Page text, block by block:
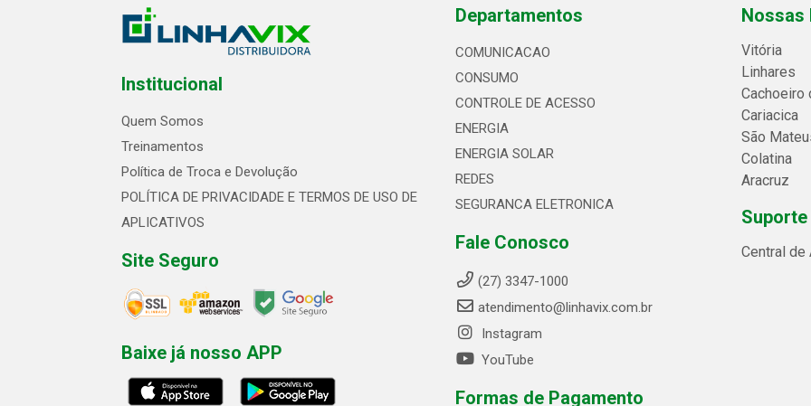
Institucional
Quem Somos
Treinamentos
Política de Troca e Devolução
POLÍTICA DE PRIVACIDADE E TERMOS DE USO DE
APLICATIVOS
Site Seguro
Baixe já nosso APP
Departamentos
COMUNICACAO
CONSUMO
CONTROLE DE ACESSO
ENERGIA
ENERGIA SOLAR
REDES
SEGURANCA ELETRONICA
Fale Conosco
(27) 3347-1000
atendimento@linhavix.com.br
Instagram
YouTube
Formas de Pagamento
Nossas
Vitória
Linhares
Cachoeiro
Cariacica
São
Colatina
Aracruz
Central de